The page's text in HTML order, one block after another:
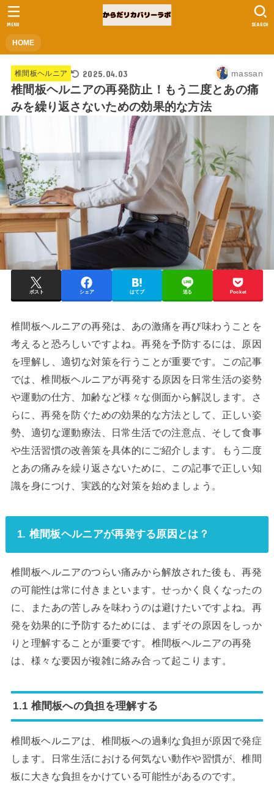
HOME
SEARCH
MENU
椎間板ヘルニア 2025.04.03 massan
椎間板ヘルニアの再発防止！もう二度とあの痛
みを繰り返さないための効果的な方法
ポスト シェア はてブ 送る Pocket
椎間板ヘルニアの再発は、あの激痛を再び味わうことを
考えると恐ろしいですよね。再発を予防するには、原因
を理解し、適切な対策を行うことが重要です。この記事
では、椎間板ヘルニアが再発する原因を日常生活の姿勢
や運動の仕方、加齢など様々な側面から解説します。さ
らに、再発を防ぐための効果的な方法として、正しい姿
勢、適切な運動療法、日常生活での注意点、そして食事
や生活習慣の改善策を具体的にご紹介します。もう二度
とあの痛みを繰り返さないために、この記事で正しい知
識を身につけ、実践的な対策を始めましょう。
1. 椎間板ヘルニアが再発する原因とは？
椎間板ヘルニアのつらい痛みから解放された後も、再発
の可能性は常に付きまといます。せっかく良くなったの
に、またあの苦しみを味わうのは避けたいですよね。再
発を効果的に予防するためには、まずその原因をしっか
りと理解することが重要です。椎間板ヘルニアの再発
は、様々な要因が複雑に絡み合って起こります。
1.1 椎間板への負担を理解する
椎間板ヘルニアは、椎間板への過剰な負担が原因で発症
します。日常生活における何気ない動作や習慣が、椎間
板に大きな負担をかけている可能性があるのです。